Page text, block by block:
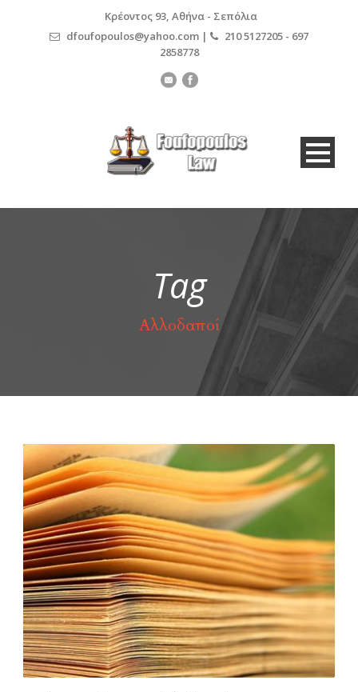
Κρέοντος 93, Αθήνα - Σεπόλια
dfoufopoulos@yahoo.com |
210 5127205 - 697
2858778
Tag
Αλλοδαποί